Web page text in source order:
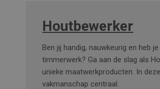
Houtbewerker
Ben jij handig, nauwkeurig en heb
timmerwerk? Ga aan de slag als
unieke maatwerkproducten. In
vakmanschap centraal.